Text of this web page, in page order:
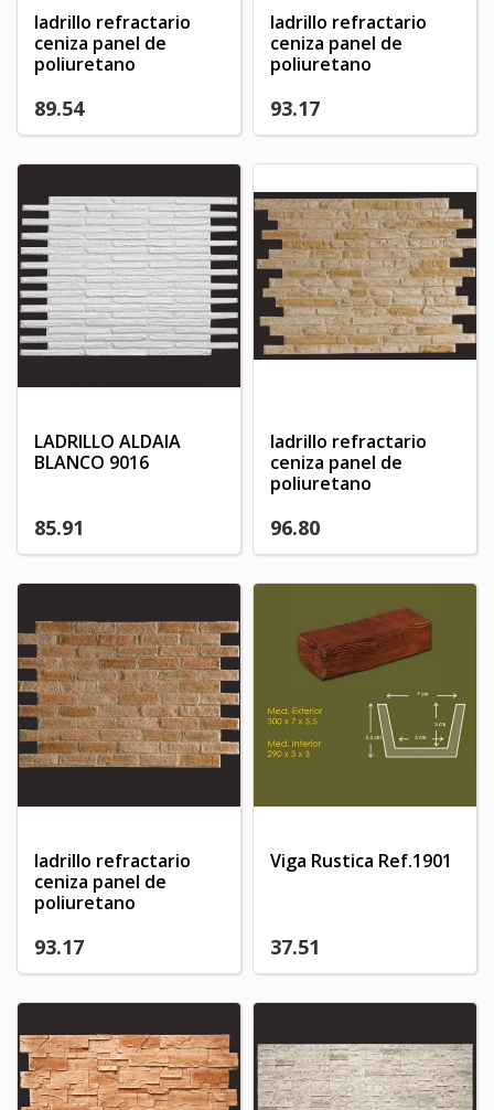
ladrillo refractario
ceniza panel de
poliuretano
89.54
ladrillo refractario
ceniza panel de
poliuretano
93.17
LADRILLO ALDAIA
BLANCO 9016
85.91
ladrillo refractario
ceniza panel de
poliuretano
96.80
ladrillo refractario
ceniza panel de
poliuretano
93.17
Viga Rustica Ref.1901
37.51